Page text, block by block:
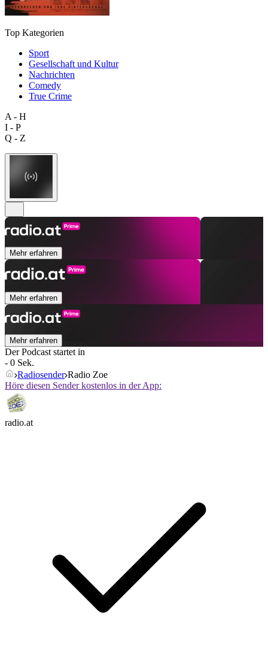
Top Kategorien
Sport
Gesellschaft und Kultur
Nachrichten
Comedy
True Crime
A - H
I - P
Q - Z
Mehr erfahren
Mehr erfahren
Mehr erfahren
Der Podcast startet in
- 0 Sek.
Radiosender Radio Zoe
Höre diesen Sender kostenlos in der App:
radio.at